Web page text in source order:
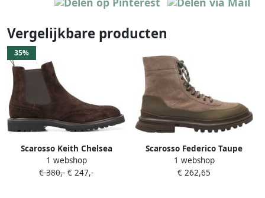
Vergelijkbare producten
35%
Scarosso Keith Chelsea
laarzen Bruin
1 webshop
€ 380,- € 247,-
Scarosso Federico Taupe
Suède Brown Heren
1 webshop
€ 262,65